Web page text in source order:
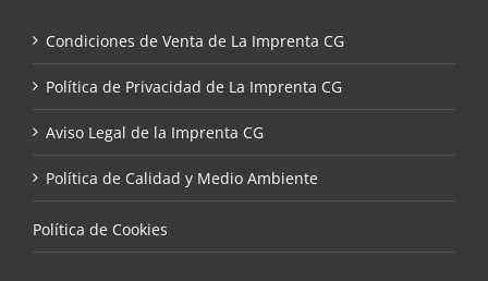
Condiciones de Venta de La Imprenta CG
Política de Privacidad de La Imprenta CG
Aviso Legal de la Imprenta CG
Política de Calidad y Medio Ambiente
Política de Cookies